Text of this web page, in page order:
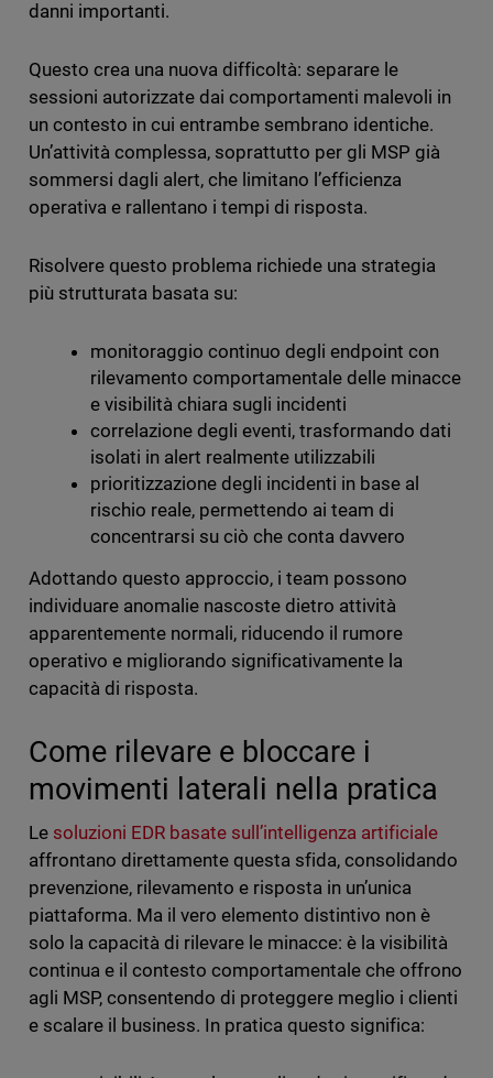
danni importanti.
Questo crea una nuova difficoltà: separare le
sessioni autorizzate dai comportamenti malevoli in
un contesto in cui entrambe sembrano identiche.
Un’attività complessa, soprattutto per gli MSP già
sommersi dagli alert, che limitano l’efficienza
operativa e rallentano i tempi di risposta.
Risolvere questo problema richiede una strategia
più strutturata basata su:
monitoraggio continuo degli endpoint con
rilevamento comportamentale delle minacce
e visibilità chiara sugli incidenti
correlazione degli eventi, trasformando dati
isolati in alert realmente utilizzabili
prioritizzazione degli incidenti in base al
rischio reale, permettendo ai team di
concentrarsi su ciò che conta davvero
Adottando questo approccio, i team possono
individuare anomalie nascoste dietro attività
apparentemente normali, riducendo il rumore
operativo e migliorando significativamente la
capacità di risposta.
Come rilevare e bloccare i
movimenti laterali nella pratica
Le soluzioni EDR basate sull’intelligenza artificiale
affrontano direttamente questa sfida, consolidando
prevenzione, rilevamento e risposta in un’unica
piattaforma. Ma il vero elemento distintivo non è
solo la capacità di rilevare le minacce: è la visibilità
continua e il contesto comportamentale che offrono
agli MSP, consentendo di proteggere meglio i clienti
e scalare il business. In pratica questo significa: